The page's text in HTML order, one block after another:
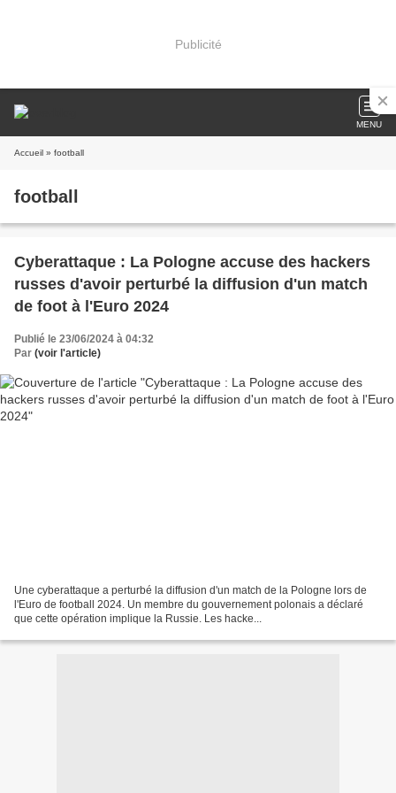
Publicité
MENU
Accueil » football
football
Cyberattaque : La Pologne accuse des hackers
russes d'avoir perturbé la diffusion d'un match
de foot à l'Euro 2024
Publié le 23/06/2024 à 04:32
Par (voir l'article)
Une cyberattaque a perturbé la diffusion d'un match de la Pologne lors de
l'Euro de football 2024. Un membre du gouvernement polonais a déclaré
que cette opération implique la Russie. Les hacke...